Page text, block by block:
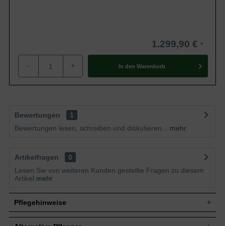
1.299,90 €
- + In den Warenkorb
Bewertungen
1
Bewertungen lesen, schreiben und diskutieren...
mehr
Artikelfragen
0
Lesen Sie von weiteren Kunden gestellte Fragen zu diesem
Artikel mehr
Pflegehinweise